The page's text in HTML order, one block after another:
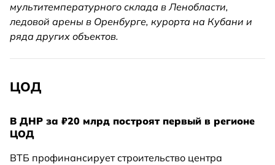
мультитемпературного склада в Ленобласти,
ледовой арены в Оренбурге, курорта на Кубани и
ряда других объектов.
ЦОД
В ДНР за ₽20 млрд построят первый в регионе
ЦОД
ВТБ профинансирует строительство центра